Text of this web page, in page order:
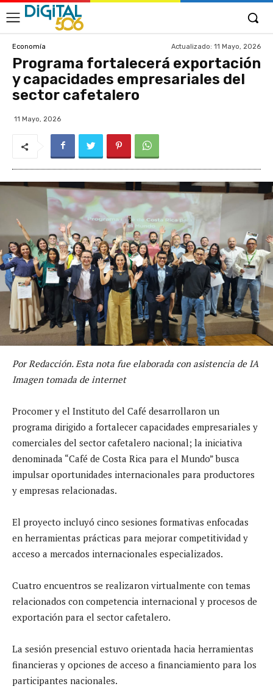
Economía Actualizado: 11 Mayo, 2026
Programa fortalecerá exportación
y capacidades empresariales del
sector cafetalero
11 Mayo, 2026
Por Redacción. Esta nota fue elaborada con asistencia de IA
Imagen tomada de internet
Procomer y el Instituto del Café desarrollaron un
programa dirigido a fortalecer capacidades empresariales y
comerciales del sector cafetalero nacional; la iniciativa
denominada “Café de Costa Rica para el Mundo” busca
impulsar oportunidades internacionales para productores
y empresas relacionadas.
El proyecto incluyó cinco sesiones formativas enfocadas
en herramientas prácticas para mejorar competitividad y
acceso a mercados internacionales especializados.
Cuatro encuentros se realizaron virtualmente con temas
relacionados con competencia internacional y procesos de
exportación para el sector cafetalero.
La sesión presencial estuvo orientada hacia herramientas
financieras y opciones de acceso a financiamiento para los
participantes nacionales.